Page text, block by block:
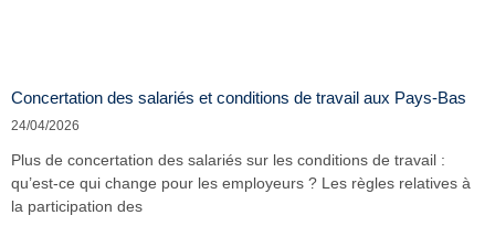
Concertation des salariés et conditions de travail aux Pays-Bas
24/04/2026
Plus de concertation des salariés sur les conditions de travail :
qu’est-ce qui change pour les employeurs ? Les règles relatives à
la participation des